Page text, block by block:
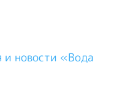
и новости «Вода